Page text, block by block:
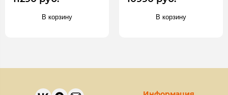
В корзину В корзину